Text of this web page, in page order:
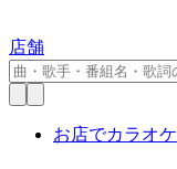
店舗
お店でカラオケ